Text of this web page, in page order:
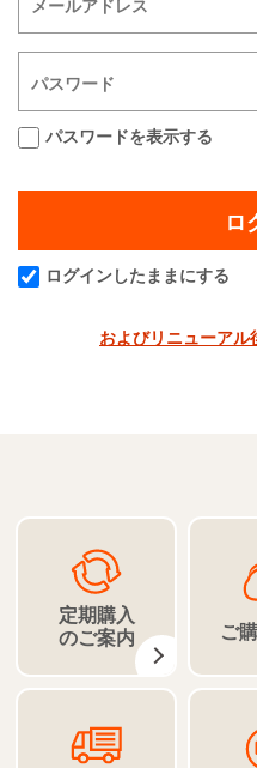
パスワードを表示する
ログインしたままにする
およびリニューア
定期購入
のご案内 ご